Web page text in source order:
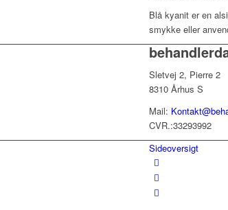
Blå kyanit er en
smykke eller
Sletvej 2, Pierre 2
8310 Århus S
Mail:
CVR.:33293992
Sideoversigt